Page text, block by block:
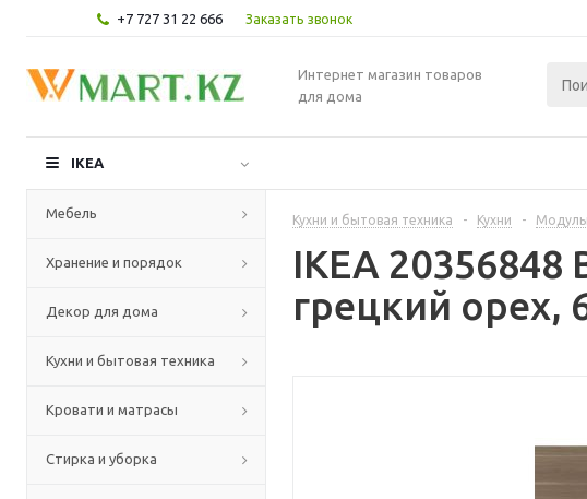
+7 727 31 22 666 Заказать звонок
Интернет магазин товаров
для дома
IKEA
Мебель
Хранение и порядок
Декор для дома
Кухни и бытовая техника
Кровати и матрасы
Стирка и уборка
Кухни и бытовая техника - Кухни -
IKEA
грецкий орех,